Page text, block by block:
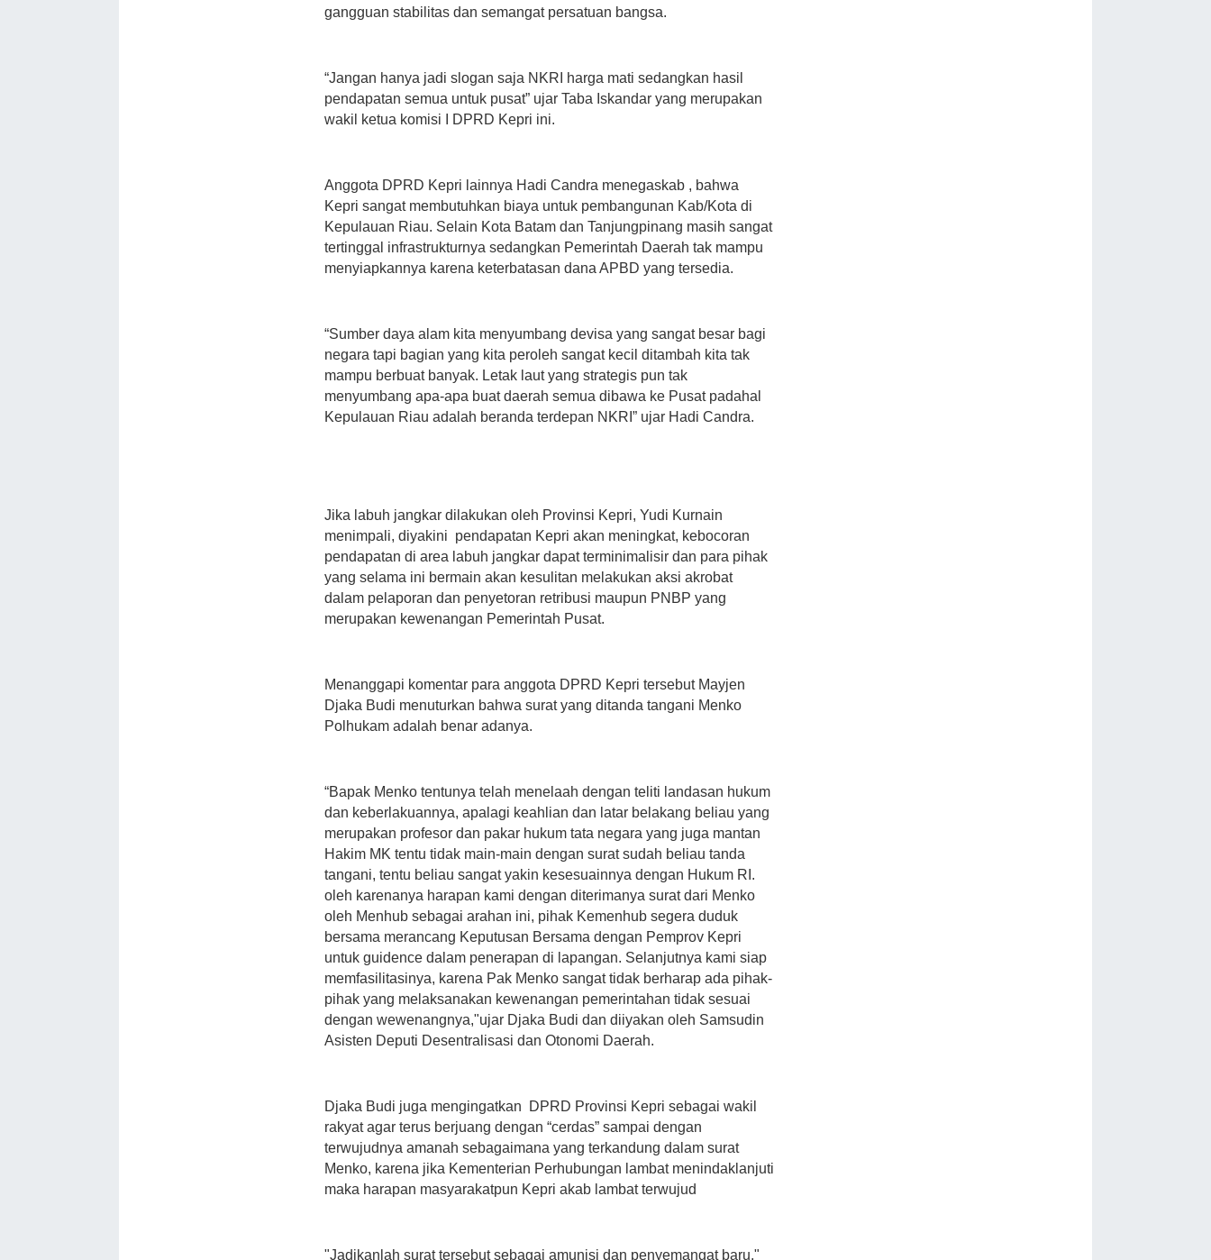
gangguan stabilitas dan semangat persatuan bangsa.
“Jangan hanya jadi slogan saja NKRI harga mati sedangkan hasil
pendapatan semua untuk pusat” ujar Taba Iskandar yang merupakan
wakil ketua komisi I DPRD Kepri ini.
Anggota DPRD Kepri lainnya Hadi Candra menegaskab , bahwa
Kepri sangat membutuhkan biaya untuk pembangunan Kab/Kota di
Kepulauan Riau. Selain Kota Batam dan Tanjungpinang masih sangat
tertinggal infrastrukturnya sedangkan Pemerintah Daerah tak mampu
menyiapkannya karena keterbatasan dana APBD yang tersedia.
“Sumber daya alam kita menyumbang devisa yang sangat besar bagi
negara tapi bagian yang kita peroleh sangat kecil ditambah kita tak
mampu berbuat banyak. Letak laut yang strategis pun tak
menyumbang apa-apa buat daerah semua dibawa ke Pusat padahal
Kepulauan Riau adalah beranda terdepan NKRI” ujar Hadi Candra.
Jika labuh jangkar dilakukan oleh Provinsi Kepri, Yudi Kurnain
menimpali, diyakini pendapatan Kepri akan meningkat, kebocoran
pendapatan di area labuh jangkar dapat terminimalisir dan para pihak
yang selama ini bermain akan kesulitan melakukan aksi akrobat
dalam pelaporan dan penyetoran retribusi maupun PNBP yang
merupakan kewenangan Pemerintah Pusat.
Menanggapi komentar para anggota DPRD Kepri tersebut Mayjen
Djaka Budi menuturkan bahwa surat yang ditanda tangani Menko
Polhukam adalah benar adanya.
“Bapak Menko tentunya telah menelaah dengan teliti landasan hukum
dan keberlakuannya, apalagi keahlian dan latar belakang beliau yang
merupakan profesor dan pakar hukum tata negara yang juga mantan
Hakim MK tentu tidak main-main dengan surat sudah beliau tanda
tangani, tentu beliau sangat yakin kesesuainnya dengan Hukum RI.
oleh karenanya harapan kami dengan diterimanya surat dari Menko
oleh Menhub sebagai arahan ini, pihak Kemenhub segera duduk
bersama merancang Keputusan Bersama dengan Pemprov Kepri
untuk guidence dalam penerapan di lapangan. Selanjutnya kami siap
memfasilitasinya, karena Pak Menko sangat tidak berharap ada pihak-
pihak yang melaksanakan kewenangan pemerintahan tidak sesuai
dengan wewenangnya,"ujar Djaka Budi dan diiyakan oleh Samsudin
Asisten Deputi Desentralisasi dan Otonomi Daerah.
Djaka Budi juga mengingatkan DPRD Provinsi Kepri sebagai wakil
rakyat agar terus berjuang dengan “cerdas” sampai dengan
terwujudnya amanah sebagaimana yang terkandung dalam surat
Menko, karena jika Kementerian Perhubungan lambat menindaklanjuti
maka harapan masyarakatpun Kepri akab lambat terwujud
"Jadikanlah surat tersebut sebagai amunisi dan penyemangat baru,"